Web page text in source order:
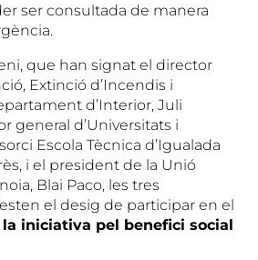
ser consultada de manera
que han signat el director
Extinció d’Incendis i
d’Interior, Juli
general d’Universitats i
Escola Tècnica d’Igualada
i el president de la Unió
Blai Paco, les tres
el desig de participar en el
iniciativa pel benefici social